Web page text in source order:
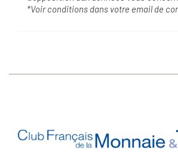
*Voir conditions dans votre email de